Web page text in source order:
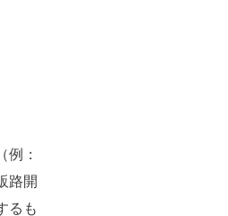
例：
路開
るも